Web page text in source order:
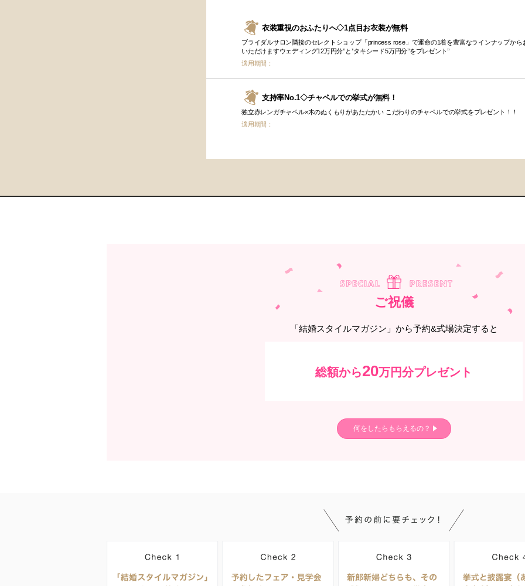
衣装重視のおふたりへ◇1点目お衣装が無料
ブライダルサロン隣接のセレクトショップ「princess rose」で運命の1着を豊富なラインナップから
いただけますウェディング12万円分’’と’’タキシード5万円分’’をプレゼント’’
適用期間：
支持率No.1◇チャペルでの挙式が無料！
独立赤レンガチャペル×木のぬくもりがあたたかい こだわりのチャペルでの挙式をプレゼント！！
適用期間：
ご祝儀
「結婚スタイルマガジン」から予約&式場決定すると
総額から20万円分プレゼント
何をしたらもらえるの？